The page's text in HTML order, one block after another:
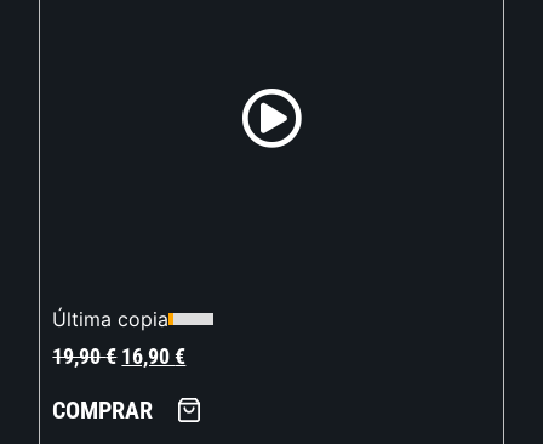
Última copia
19,90€ 16,90€
COMPRAR